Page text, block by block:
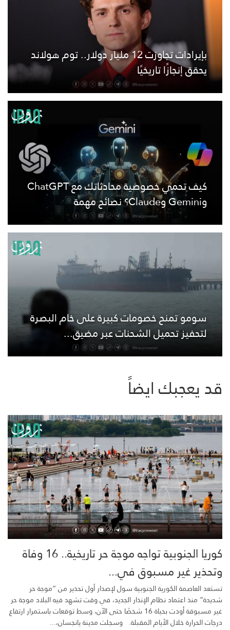
بإيرادات تجاوزت 12 مليار دولار.. توم هولاند
يحقق إنجازًا تاريخيًا
كيف تحمي خصوصية محادثاتك مع ChatGPT
وGemini وClaude؟ نصائح مهمة
سومو تمنح خصومات كبيرة على خام البصرة
لتحفيز تحميل الشحنات عبر مضيق...
قد يعجبك ايضاً
كوريا الجنوبية تواجه موجة حر تاريخية.. 16 وفاة
وتحذير غير مسبوق في...
تستعد العاصمة الكورية الجنوبية سول لإصدار أول تحذير من “موجة حر
شديدة” منذ اعتماد نظام الإنذار الجديد، في وقت تشهد فيه البلاد موجة حر
غير مسبوقة أودت بحياة 16 شخصًا حتى الآن، وسط توقعات باستمرار ارتفاع
درجات الحرارة خلال الأيام المقبلة. وسجلت مدينة يانجسان،...